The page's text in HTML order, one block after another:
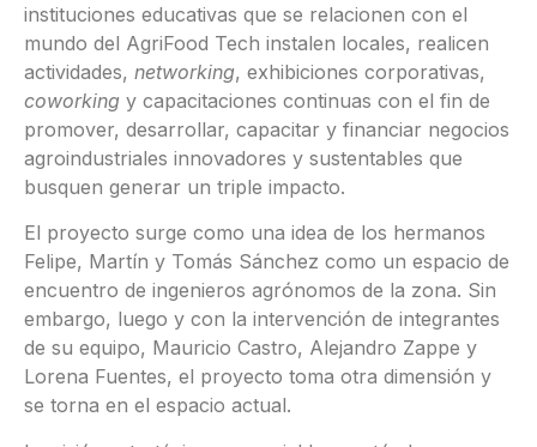
instituciones educativas que se relacionen con el
mundo del AgriFood Tech instalen locales, realicen
actividades, networking, exhibiciones corporativas,
coworking y capacitaciones continuas con el fin de
promover, desarrollar, capacitar y financiar negocios
agroindustriales innovadores y sustentables que
busquen generar un triple impacto.
El proyecto surge como una idea de los hermanos
Felipe, Martín y Tomás Sánchez como un espacio de
encuentro de ingenieros agrónomos de la zona. Sin
embargo, luego y con la intervención de integrantes
de su equipo, Mauricio Castro, Alejandro Zappe y
Lorena Fuentes, el proyecto toma otra dimensión y
se torna en el espacio actual.